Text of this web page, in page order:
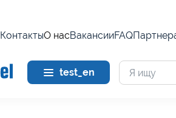
КонтактыО насВакансииFAQ
test_en